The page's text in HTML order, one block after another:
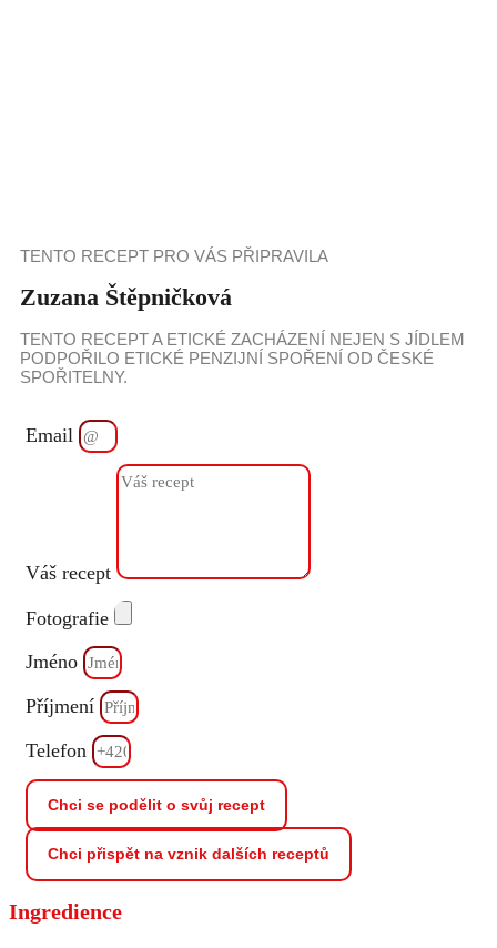
TENTO RECEPT PRO VÁS PŘIPRAVILA
Zuzana Štěpničková
TENTO RECEPT A ETICKÉ ZACHÁZENÍ NEJEN S JÍDLEM
PODPOŘILO ETICKÉ PENZIJNÍ SPOŘENÍ OD ČESKÉ
SPOŘITELNY.
Email
Váš recept
Fotografie
Jméno
Příjmení
Telefon
Chci se podělit o svůj recept
Chci přispět na vznik dalších receptů
Ingredience